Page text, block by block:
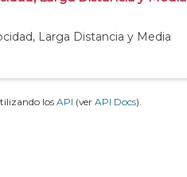
Larga Distancia y Media
los API (ver API Docs).